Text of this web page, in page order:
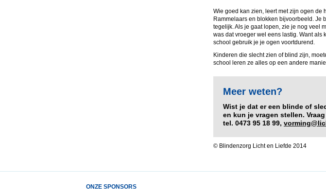
Wie goed kan zien, leert met zijn ogen
Rammelaars en blokken bijvoorbeeld. Je
tegelijk. Als je gaat lopen, zie je nog veel
was dat vroeger wel eens lastig. Want
school gebruik je je ogen voortdurend.
Kinderen die slecht zien of blind zijn,
school leren ze alles op een andere
Meer weten?
Wist je dat er een blinde of
en kun je vragen stellen.
tel. 0473 95 18 99,
© Blindenzorg Licht en Liefde 2014
ONZE SPONSORS